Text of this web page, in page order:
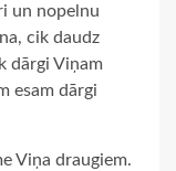
un nopelnu
cik daudz
dārgi Viņam
esam dārgi
Viņa draugiem.